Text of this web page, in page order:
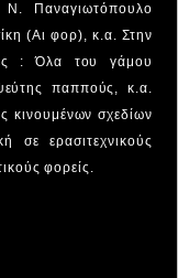
Παναγιωτόπουλο
(Αι φορ), κ.α. Στην
: Όλα του γάμου
παππούς, κ.α.
κινουμένων σχεδίων
σε ερασιτεχνικούς
φορείς.